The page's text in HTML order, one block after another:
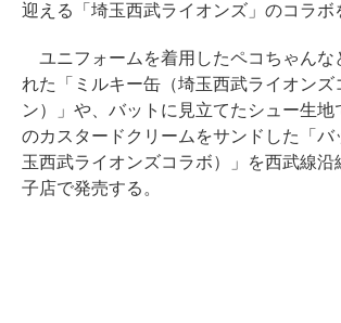
迎える「埼玉西武ライオンズ」のコラボ
ユニフォームを着用したペコちゃんな
れた「ミルキー缶（埼玉西武ライオンズ
ン）」や、バットに見立てたシュー生地
のカスタードクリームをサンドした「バ
玉西武ライオンズコラボ）」を西武線沿
子店で発売する。